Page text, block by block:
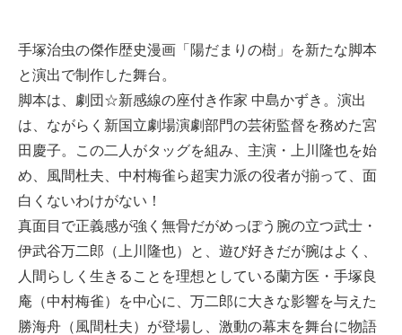
手塚治虫の傑作歴史漫画「陽だまりの樹」を新たな脚本
と演出で制作した舞台。
脚本は、劇団☆新感線の座付き作家 中島かずき。演出
は、ながらく新国立劇場演劇部門の芸術監督を務めた宮
田慶子。この二人がタッグを組み、主演・上川隆也を始
め、風間杜夫、中村梅雀ら超実力派の役者が揃って、面
白くないわけがない！
真面目で正義感が強く無骨だがめっぽう腕の立つ武士・
伊武谷万二郎（上川隆也）と、遊び好きだが腕はよく、
人間らしく生きることを理想としている蘭方医・手塚良
庵（中村梅雀）を中心に、万二郎に大きな影響を与えた
勝海舟（風間杜夫）が登場し、激動の幕末を舞台に物語